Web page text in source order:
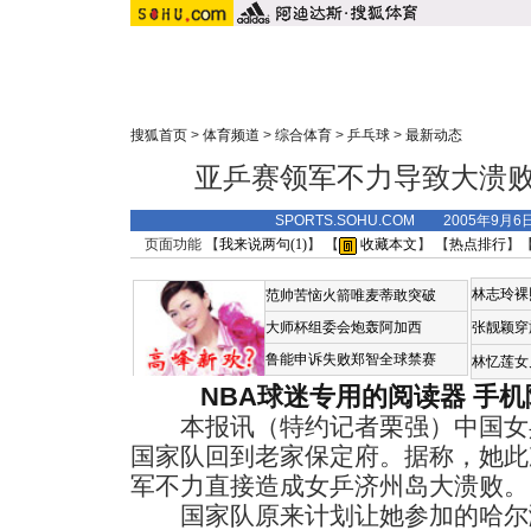
搜狐首页 > 体育频道 > 综合体育 > 乒乓球 > 最新动态
亚乒赛领军不力导致大溃
SPORTS.SOHU.COM 2005年9月6
页面功能 【我来说两句(1)】 【 收藏本文 】 【热点排行】
范帅苦恼火箭唯麦蒂敢突破
大师杯组委会炮轰阿加西
鲁能申诉失败郑智全球禁赛
林志玲
张靓颖
林忆莲
NBA球迷专用的阅读器 手
本报讯（特约记者栗强）中国女
国家队回到老家保定府。据称，她
军不力直接造成女乒济州岛大溃败。
国家队原来计划让她参加的哈尔